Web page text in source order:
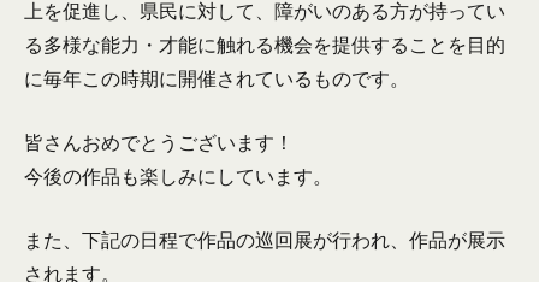
上を促進し、県民に対して、障がいのある方が持ってい
る多様な能力・才能に触れる機会を提供することを目的
に毎年この時期に開催されているものです。
皆さんおめでとうございます！
今後の作品も楽しみにしています。
また、下記の日程で作品の巡回展が行われ、作品が展示
されます。